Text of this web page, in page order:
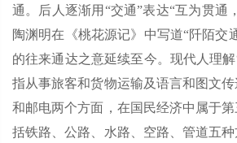
通。后人逐渐用“交通”表达“互为贯通
陶渊明在《桃花源记》中写道“阡陌交
的往来通达之意延续至今。现代人理
指从事旅客和货物运输及语言和图文
和邮电两个方面，在国民经济中属于
括铁路、公路、水路、空路、管道五